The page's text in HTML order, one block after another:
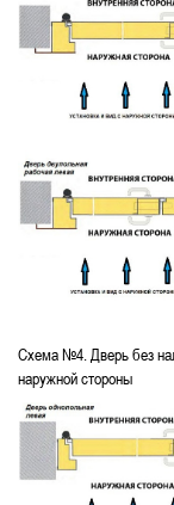
Схема №4. Дверь без
наружной стороны